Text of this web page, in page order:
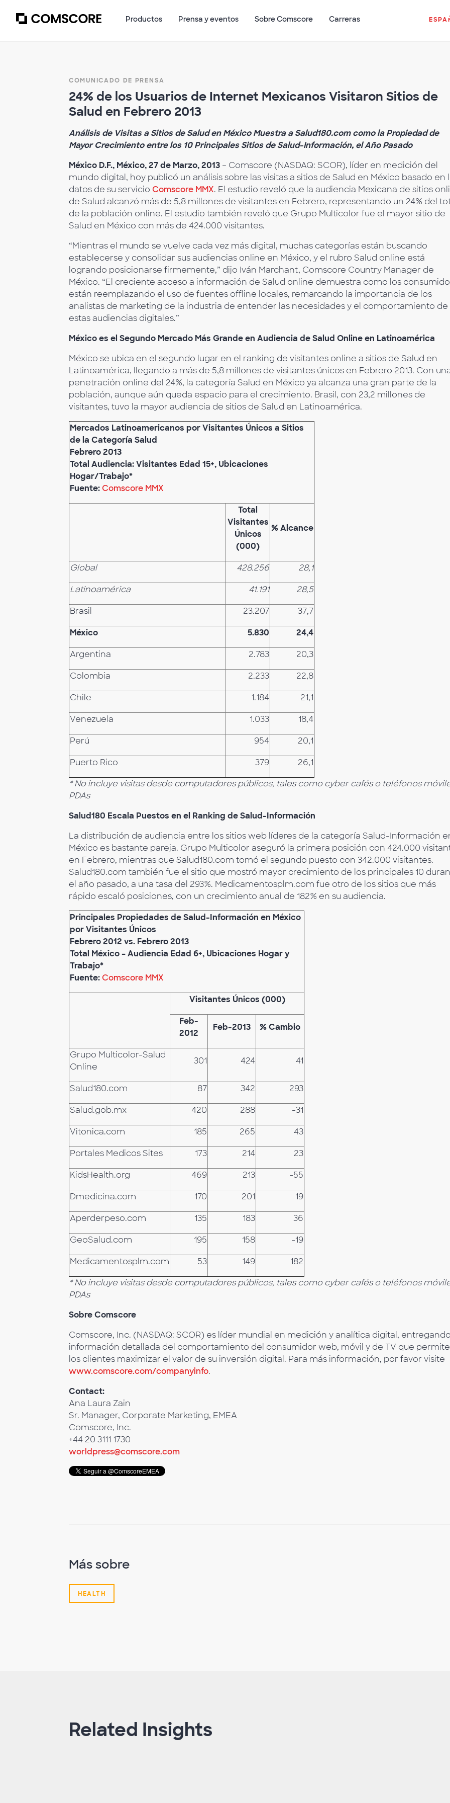
Productos Prensa y eventos Sobre Comscore Carreras
COMUNICADO DE PRENSA
24% de los Usuarios de Internet Mexicanos Visitaron Sitios de
Salud en Febrero 2013
Análisis de Visitas a Sitios de Salud en México Muestra a Salud180.com como la Propiedad de
Mayor Crecimiento entre los 10 Principales Sitios de Salud-Información, el Año Pasado
México D.F., México, 27 de Marzo, 2013 – Comscore (NASDAQ: SCOR), líder en medición del
mundo digital, hoy publicó un análisis sobre las visitas a sitios de Salud en México basado en
datos de su servicio Comscore MMX. El estudio reveló que la audiencia Mexicana de sitios
de Salud alcanzó más de 5,8 millones de visitantes en Febrero, representando un 24% del
de la población online. El estudio también reveló que Grupo Multicolor fue el mayor sitio de
Salud en México con más de 424.000 visitantes.
“Mientras el mundo se vuelve cada vez más digital, muchas categorías están buscando
establecerse y consolidar sus audiencias online en México, y el rubro Salud online está
logrando posicionarse firmemente,” dijo Iván Marchant, Comscore Country Manager de
México. “El creciente acceso a información de Salud online demuestra como los
están reemplazando el uso de fuentes offline locales, remarcando la importancia de los
analistas de marketing de la industria de entender las necesidades y el comportamiento de
estas audiencias digitales.”
México es el Segundo Mercado Más Grande en Audiencia de Salud Online en Latinoamérica
México se ubica en el segundo lugar en el ranking de visitantes online a sitios de Salud en
Latinoamérica, llegando a más de 5,8 millones de visitantes únicos en Febrero 2013. Con
penetración online del 24%, la categoría Salud en México ya alcanza una gran parte de la
población, aunque aún queda espacio para el crecimiento. Brasil, con 23,2 millones de
visitantes, tuvo la mayor audiencia de sitios de Salud en Latinoamérica.
Mercados Latinoamericanos por Visitantes Únicos a Sitios
de la Categoría Salud
Febrero 2013
Total Audiencia: Visitantes Edad 15+, Ubicaciones
Hogar/Trabajo*
Fuente:Comscore MMX
Total
Visitantes
Únicos
(000)
% Alcance
Global 428.256 28,1
Latinoamérica 41.191 28,5
Brasil 23.207 37,7
México 5.830 24,4
Argentina 2.783 20,3
Colombia 2.233 22,8
Chile 1.184 21,1
Venezuela 1.033 18,4
Perú 954 20,1
Puerto Rico 379
26,1
* No incluye visitas desde computadores públicos, tales como cyber cafés o teléfonos
PDAs
Salud180 Escala Puestos en el Ranking de Salud-Información
La distribución de audiencia entre los sitios web líderes de la categoría Salud-Información
México es bastante pareja. Grupo Multicolor aseguró la primera posición con 424.000
en Febrero, mientras que Salud180.com tomó el segundo puesto con 342.000 visitantes.
Salud180.com también fue el sitio que mostró mayor crecimiento de los principales 10
el año pasado, a una tasa del 293%. Medicamentosplm.com fue otro de los sitios que más
rápido escaló posiciones, con un crecimiento anual de 182% en su audiencia.
Principales Propiedades de Salud-Información en México
por Visitantes Únicos
Febrero 2012 vs. Febrero 2013
Total México – Audiencia Edad 6+, Ubicaciones Hogar y
Trabajo*
Fuente:Comscore MMX
Visitantes Únicos (000)
Feb-
2012
Feb-2013 % Cambio
Grupo Multicolor-Salud
Online
301 424 41
Salud180.com 87 342 293
Salud.gob.mx 420 288 -31
Vitonica.com 185 265 43
Portales Medicos Sites 173 214 23
KidsHealth.org 469 213 -55
Dmedicina.com 170 201 19
Aperderpeso.com 135 183 36
GeoSalud.com 195 158 -19
Medicamentosplm.com 53 149
182
* No incluye visitas desde computadores públicos, tales como cyber cafés o teléfonos
PDAs
Sobre Comscore
Comscore, Inc. (NASDAQ: SCOR) es líder mundial en medición y analítica digital, entregando
información detallada del comportamiento del consumidor web, móvil y de TV que
los clientes maximizar el valor de su inversión digital. Para más información, por favor visite
www.comscore.com/companyinfo.
Contact:
Ana Laura Zain
Sr. Manager, Corporate Marketing, EMEA
Comscore, Inc.
+44 20 3111 1730
worldpress@comscore.com
Más sobre
HEALTH
Related Insights